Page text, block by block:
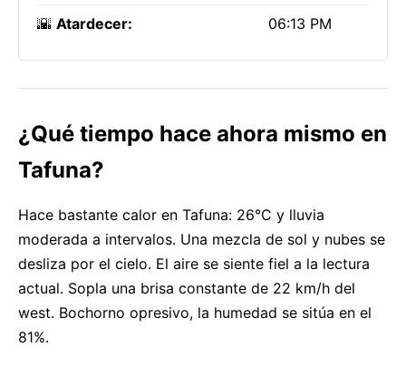
🌇 Atardecer: 06:13 PM
¿Qué tiempo hace ahora mismo en
Tafuna?
Hace bastante calor en Tafuna: 26°C y lluvia
moderada a intervalos. Una mezcla de sol y nubes se
desliza por el cielo. El aire se siente fiel a la lectura
actual. Sopla una brisa constante de 22 km/h del
west. Bochorno opresivo, la humedad se sitúa en el
81%.